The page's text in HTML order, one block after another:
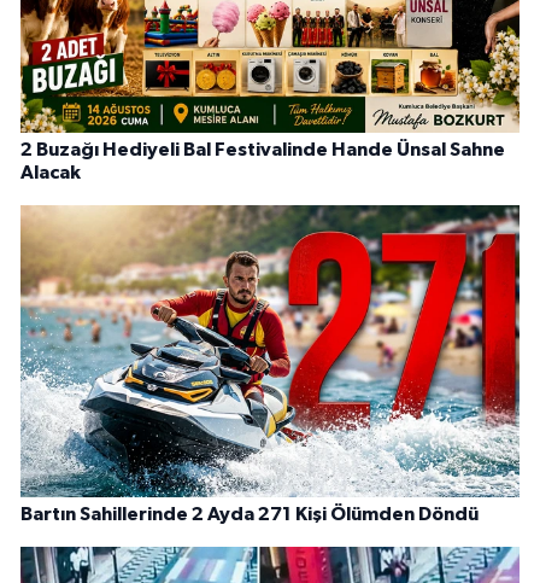
2 Buzağı Hediyeli Bal Festivalinde Hande Ünsal Sahne
Alacak
Bartın Sahillerinde 2 Ayda 271 Kişi Ölümden Döndü